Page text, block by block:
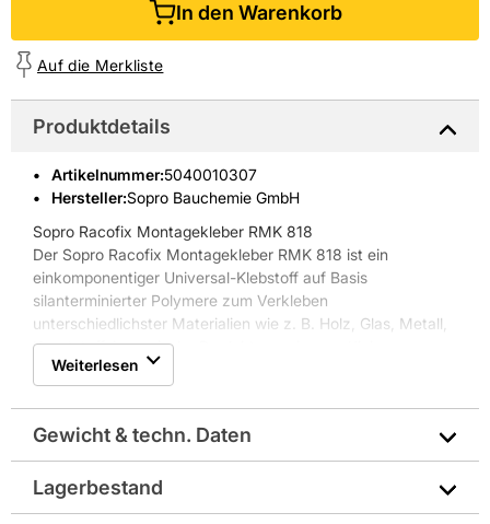
In den Warenkorb
Auf die Merkliste
Produktdetails
Artikelnummer:5040010307
Hersteller:Sopro Bauchemie GmbH
Sopro Racofix Montagekleber RMK 818
Der Sopro Racofix Montagekleber RMK 818 ist ein
einkomponentiger Universal-Klebstoff auf Basis
silanterminierter Polymere zum Verkleben
unterschiedlichster Materialien wie z. B. Holz, Glas, Metall,
Kunststoff, keramische Produkte sowie zum Kleben von
Dämmmaterialien, Sockelleisten und Metallschienen. Er
besitzt eine sehr gute Witterungs- und
Alterungsbeständigkeit.
Eigenschaften Sopro Racofix Montagekleber RMK 818:
* für den Innen- und Außenbereich auf Wänden und Böden
* wasserbeständig/wasserdicht
Weiterlesen
Gewicht & techn. Daten
Gewicht pro Verkaufseinheit: 0,4 kg
Lagerbestand